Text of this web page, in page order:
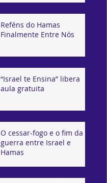
Reféns do Hamas
Finalmente Entre Nós
“Israel te Ensina” libera
aula gratuita
O cessar-fogo e o fim da
guerra entre Israel e
Hamas